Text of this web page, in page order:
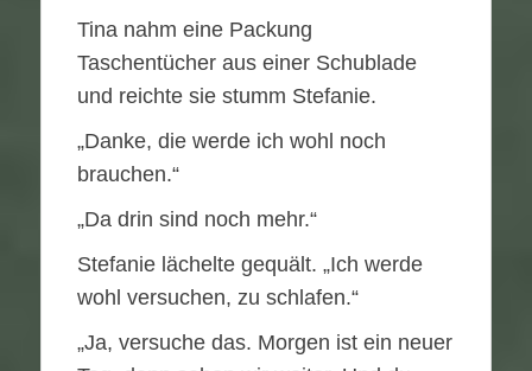
Tina nahm eine Packung
Taschentücher aus einer Schublade
und reichte sie stumm Stefanie.
„Danke, die werde ich wohl noch
brauchen.“
„Da drin sind noch mehr.“
Stefanie lächelte gequält. „Ich werde
wohl versuchen, zu schlafen.“
„Ja, versuche das. Morgen ist ein neuer